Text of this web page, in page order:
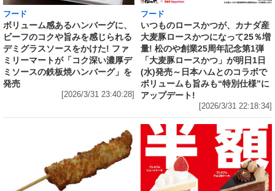
フード
ボリューム感あるハンバーグに、
ビーフのコクや旨みを感じられる
デミグラスソースをかけた! ファ
ミリーマートが「コク深い濃厚デ
ミソースの鉄板焼ハンバーグ」を
発売
[2026/3/31 23:40:28]
フード
いつものロースかつが、カナダ産
大麦豚ロースかつになって25％増
量! 松のや創業25周年記念第1弾
「大麦豚ロースかつ」が明日1日
(水)発売～日本ハムとのコラボで
ボリュームも旨みも“特別仕様”に
アップデート!
[2026/3/31 22:18:34]